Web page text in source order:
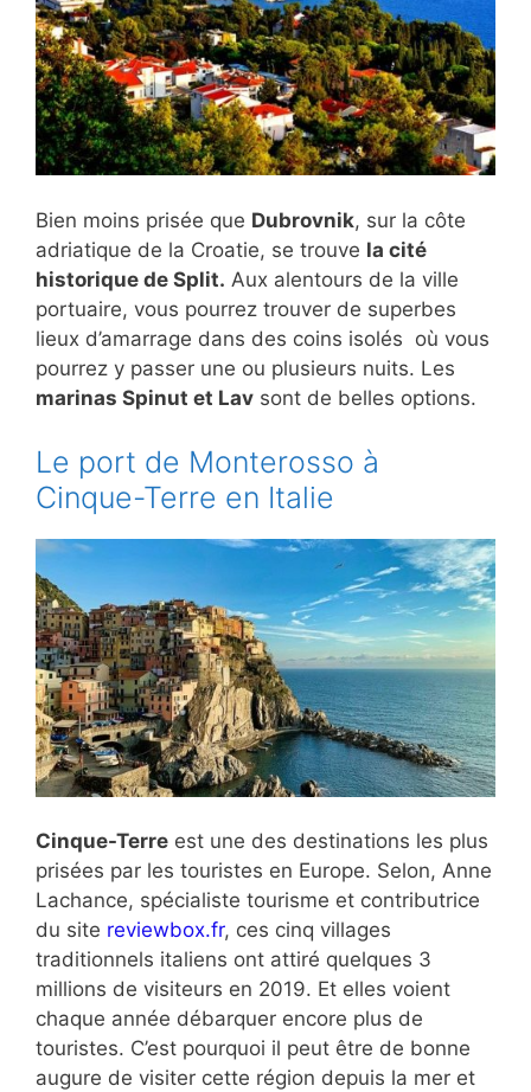
Bien moins prisée que Dubrovnik, sur la côte
adriatique de la Croatie, se trouve la cité
historique de Split. Aux alentours de la ville
portuaire, vous pourrez trouver de superbes
lieux d’amarrage dans des coins isolés où vous
pourrez y passer une ou plusieurs nuits. Les
marinas Spinut et Lav sont de belles options.
Le port de Monterosso à
Cinque-Terre en Italie
Cinque-Terre est une des destinations les plus
prisées par les touristes en Europe. Selon, Anne
Lachance, spécialiste tourisme et contributrice
du site reviewbox.fr, ces cinq villages
traditionnels italiens ont attiré quelques 3
millions de visiteurs en 2019. Et elles voient
chaque année débarquer encore plus de
touristes. C’est pourquoi il peut être de bonne
augure de visiter cette région depuis la mer et